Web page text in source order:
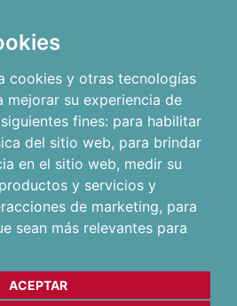
cookies y otras tecnologías
mejorar su experiencia de
fines: para habilitar
del sitio web, para brindar
en el sitio web, medir su
y servicios y
de marketing, para
sean más relevantes para
ACEPTAR